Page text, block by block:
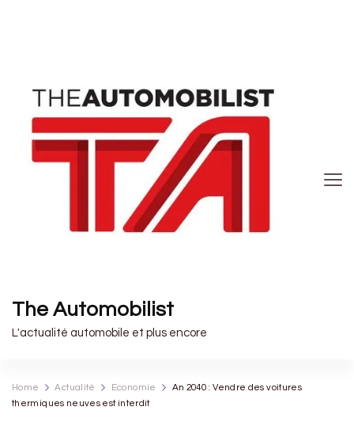
The Automobilist
L'actualité automobile et plus encore
Home Actualité Economie
An 2040 : Vendre des voitures
thermiques neuves est interdit